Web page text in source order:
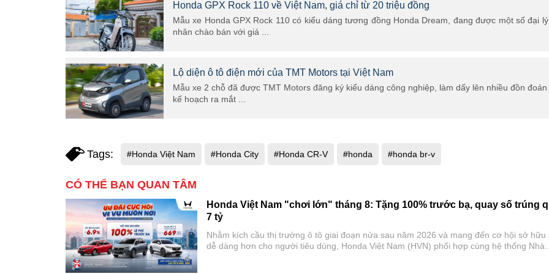
Honda GPX Rock 110 về Việt Nam, giá chỉ từ 20 triệu đồng
Mẫu xe Honda GPX Rock 110 có kiểu dáng tương đồng Honda Dream, đang được một số đại
nhân chào bán với giá ...
Lộ diện ô tô điện mới của TMT Motors tại Việt Nam
Mẫu xe 2 chỗ đã được TMT Motors đăng ký kiểu dáng công nghiệp, làm dấy lên nhiều đồn đoán
kế hoạch ra mắt ...
Tags: #Honda Việt Nam #Honda City #Honda CR-V #honda #honda br-v
CÓ THỂ BẠN QUAN TÂM
Honda Việt Nam "chơi lớn" tháng 8: Tặng 100% trước bạ, quay số trúng
7 tỷ
Nhằm kích cầu thị trường ô tô giai đoạn nửa sau năm 2026 và mang đến cơ hội sở hữu
dễ dàng hơn cho người tiêu dùng, Honda Việt Nam (HVN) phối hợp cùng hệ thống Nhà